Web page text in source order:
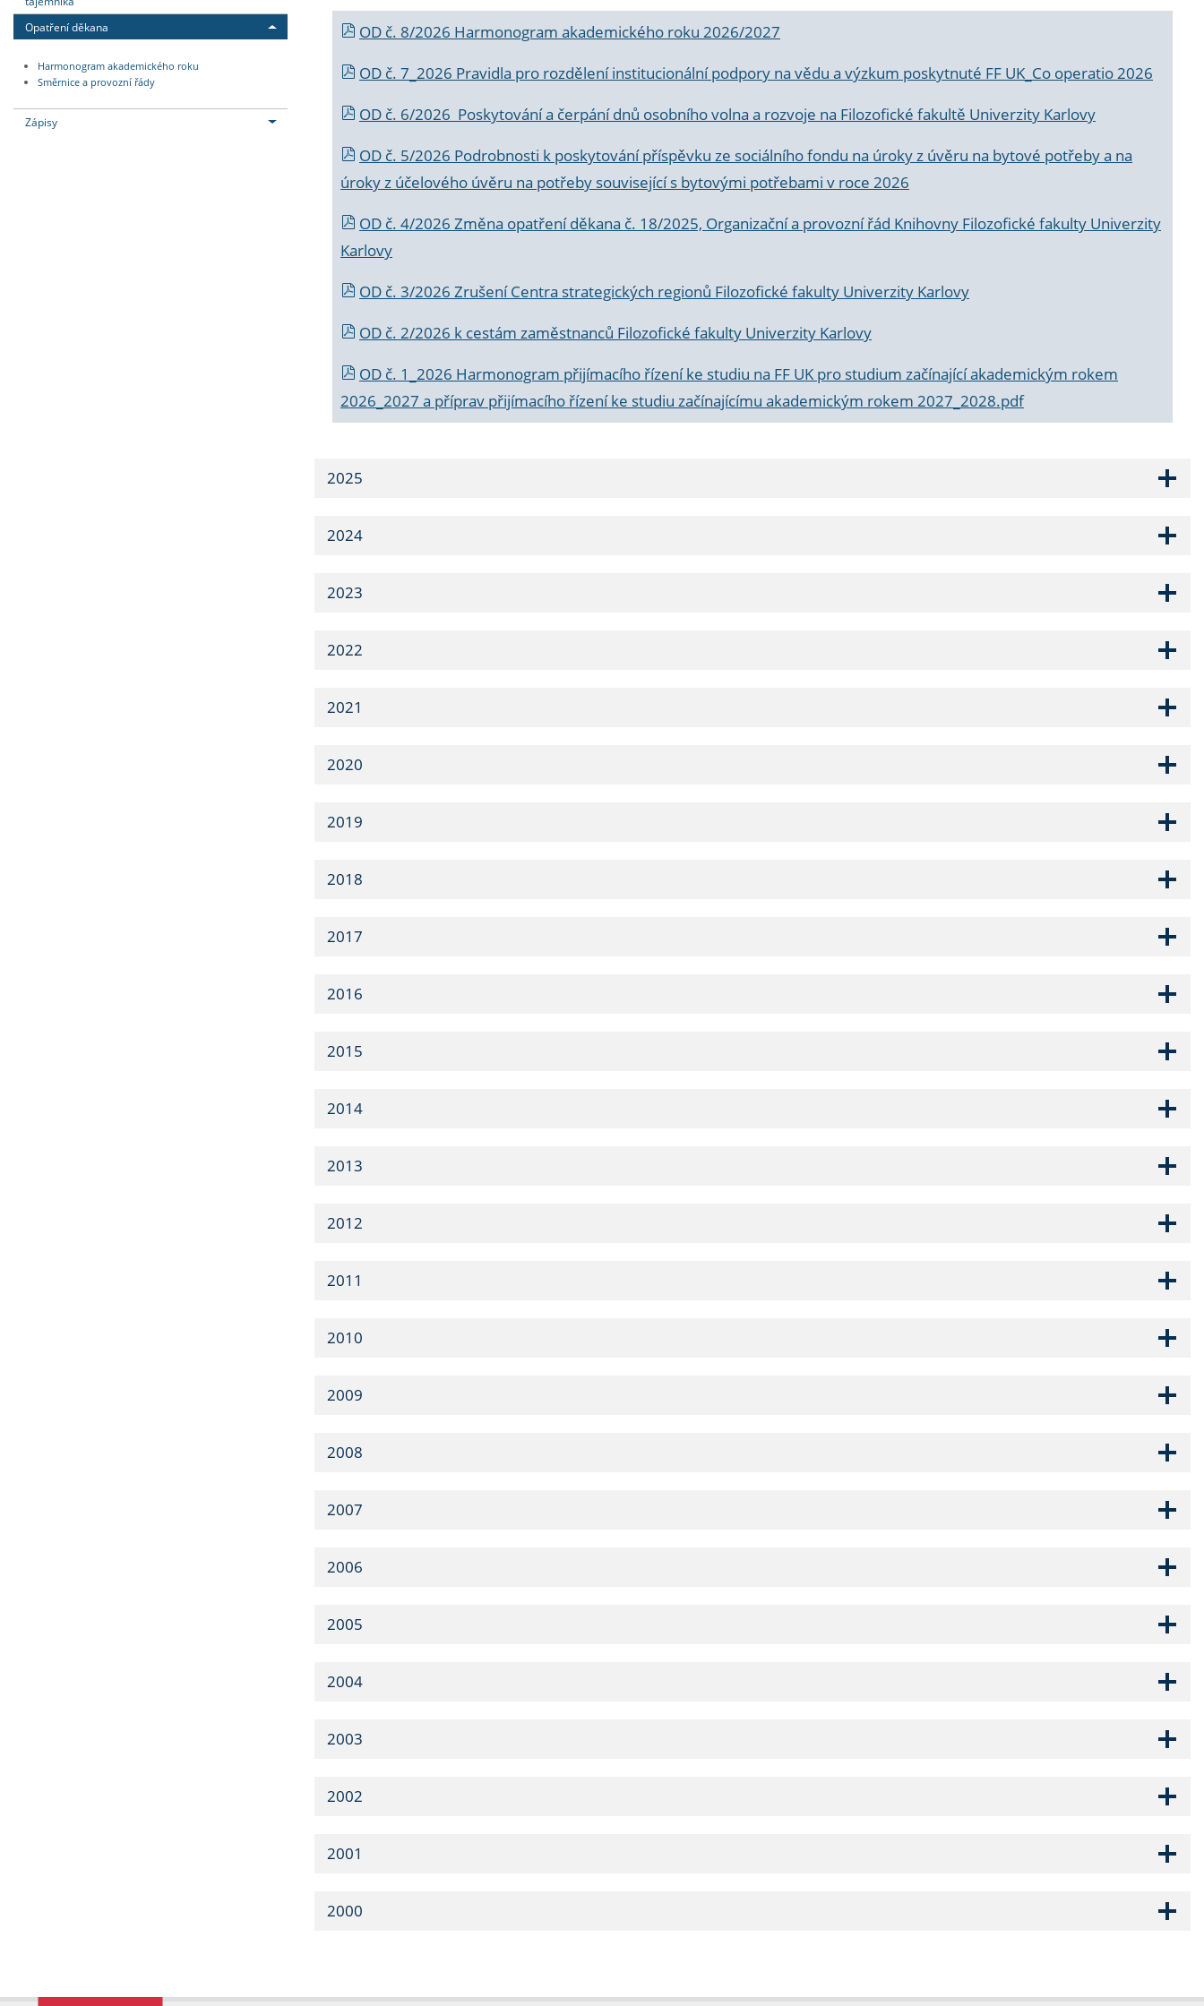
Opatření děkana
Harmonogram akademického roku
Směrnice a provozní řády
Zápisy
OD č. 8/2026 Harmonogram akademického roku 2026/2027
OD č. 7_2026 Pravidla pro rozdělení institucionální podpory na vědu a výzkum poskytnuté FF UK_Co operatio 2026
OD č. 6/2026 Poskytování a čerpání dnů osobního volna a rozvoje na Filozofické fakultě Univerzity Karlovy
OD č. 5/2026 Podrobnosti k poskytování příspěvku ze sociálního fondu na úroky z úvěru na bytové potřeby a na
úroky z účelového úvěru na potřeby související s bytovými potřebami v roce 2026
OD č. 4/2026 Změna opatření děkana č. 18/2025, Organizační a provozní řád Knihovny Filozofické fakulty Univerzity
Karlovy
OD č. 3/2026 Zrušení Centra strategických regionů Filozofické fakulty Univerzity Karlovy
OD č. 2/2026 k cestám zaměstnanců Filozofické fakulty Univerzity Karlovy
OD č. 1_2026 Harmonogram přijímacího řízení ke studiu na FF UK pro studium začínající akademickým rokem
2026_2027 a příprav přijímacího řízení ke studiu začínajícímu akademickým rokem 2027_2028.pdf
2025
2024
2023
2022
2021
2020
2019
2018
2017
2016
2015
2014
2013
2012
2011
2010
2009
2008
2007
2006
2005
2004
2003
2002
2001
2000